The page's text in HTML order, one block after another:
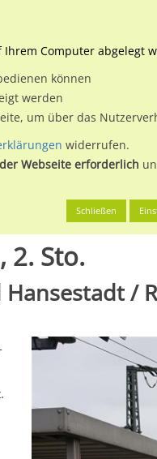
Buchen
Freie und Hansestadt S-
2. Sto.
/
Computer abgelegt
können
werden
um über das
widerrufen.
Webseite erforderlich
Schließen